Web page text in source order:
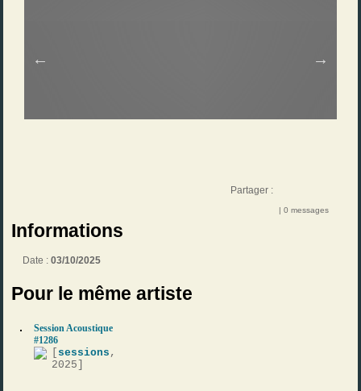
Partager :
| 0 messages
Informations
Date :03/10/2025
Pour le même artiste
Session Acoustique
#1286
sessions ,
2025]